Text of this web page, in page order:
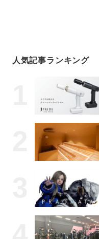
人気記事ランキング